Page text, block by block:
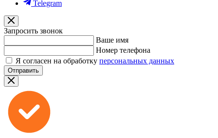
Telegram
Запросить звонок
Ваше имя
Номер телефона
Я согласен на обработку персональных данных
Отправить